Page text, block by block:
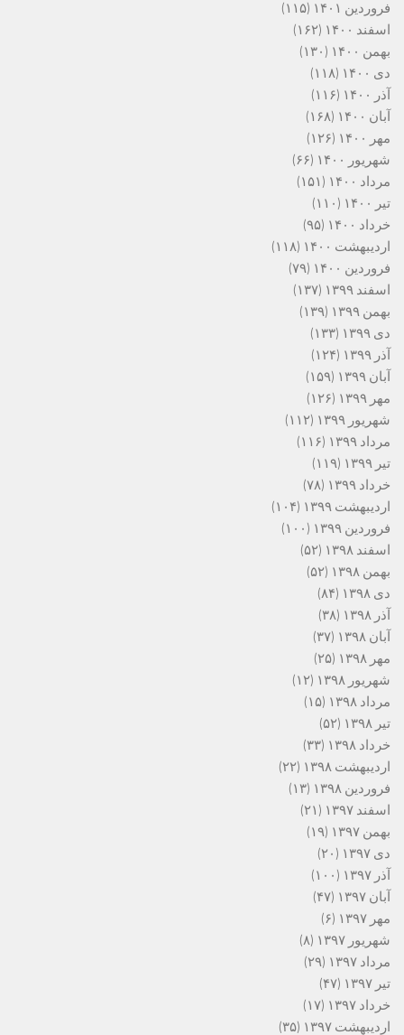
فروردین ۱۴۰۱
(۱۱۵)
اسفند ۱۴۰۰
(۱۶۲)
بهمن ۱۴۰۰
(۱۳۰)
دی ۱۴۰۰
(۱۱۸)
آذر ۱۴۰۰
(۱۱۶)
آبان ۱۴۰۰
(۱۶۸)
مهر ۱۴۰۰
(۱۲۶)
شهریور ۱۴۰۰
(۶۶)
مرداد ۱۴۰۰
(۱۵۱)
تیر ۱۴۰۰
(۱۱۰)
خرداد ۱۴۰۰
(۹۵)
اردیبهشت ۱۴۰۰
(۱۱۸)
فروردین ۱۴۰۰
(۷۹)
اسفند ۱۳۹۹
(۱۳۷)
بهمن ۱۳۹۹
(۱۳۹)
دی ۱۳۹۹
(۱۳۳)
آذر ۱۳۹۹
(۱۲۴)
آبان ۱۳۹۹
(۱۵۹)
مهر ۱۳۹۹
(۱۲۶)
شهریور ۱۳۹۹
(۱۱۲)
مرداد ۱۳۹۹
(۱۱۶)
تیر ۱۳۹۹
(۱۱۹)
خرداد ۱۳۹۹
(۷۸)
اردیبهشت ۱۳۹۹
(۱۰۴)
فروردین ۱۳۹۹
(۱۰۰)
اسفند ۱۳۹۸
(۵۲)
بهمن ۱۳۹۸
(۵۲)
دی ۱۳۹۸
(۸۴)
آذر ۱۳۹۸
(۳۸)
آبان ۱۳۹۸
(۳۷)
مهر ۱۳۹۸
(۲۵)
شهریور ۱۳۹۸
(۱۲)
مرداد ۱۳۹۸
(۱۵)
تیر ۱۳۹۸
(۵۲)
خرداد ۱۳۹۸
(۳۳)
اردیبهشت ۱۳۹۸
(۲۲)
فروردین ۱۳۹۸
(۱۳)
اسفند ۱۳۹۷
(۲۱)
بهمن ۱۳۹۷
(۱۹)
دی ۱۳۹۷
(۲۰)
آذر ۱۳۹۷
(۱۰۰)
آبان ۱۳۹۷
(۴۷)
مهر ۱۳۹۷
(۶)
شهریور ۱۳۹۷
(۸)
مرداد ۱۳۹۷
(۲۹)
تیر ۱۳۹۷
(۴۷)
خرداد ۱۳۹۷
(۱۷)
اردیبهشت ۱۳۹۷
(۳۵)